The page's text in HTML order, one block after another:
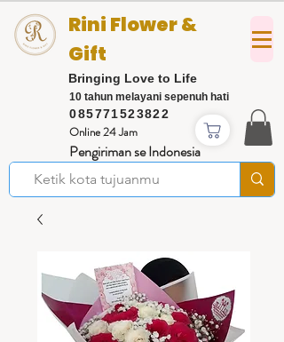
085771523822
Rini Flower &
Gift
Bringing Love to Life
Online 24 Jam
Pengiriman se Indonesia
10 tahun melayani sepenuh hati